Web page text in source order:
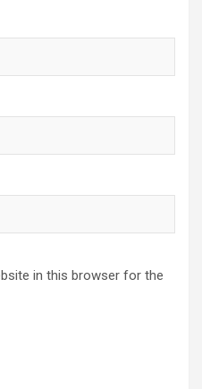
in this browser for the